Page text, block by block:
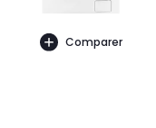
Comparer